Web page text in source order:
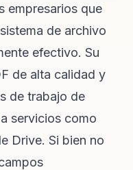
empresarios que
de archivo
efectivo. Su
de alta calidad y
de trabajo de
servicios como
Drive. Si bien no